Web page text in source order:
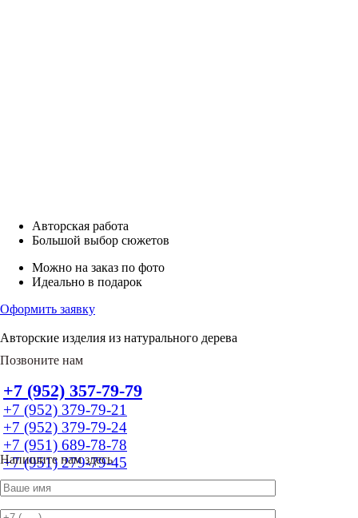
Авторская работа
Большой выбор сюжетов
Можно на заказ по фото
Идеально в подарок
Оформить заявку
Авторские изделия из натурального дерева
Позвоните нам
+7 (952) 357-79-79
+7 (952) 379-79-21
+7 (952) 379-79-24
+7 (951) 689-78-78
+7 (951) 279-79-45
Напишите нам здесь